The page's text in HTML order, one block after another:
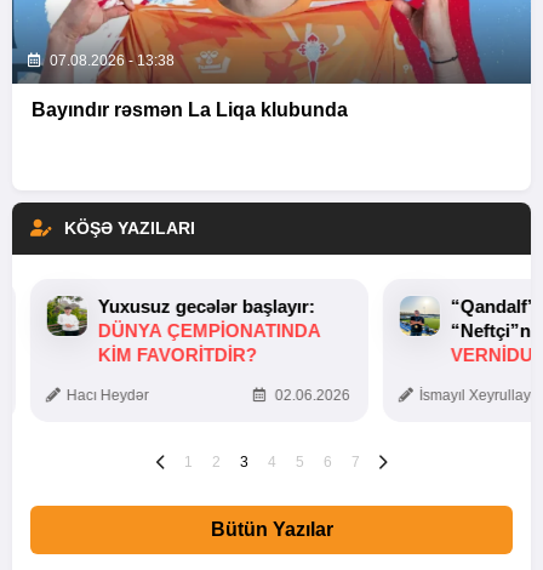
07.08.2026 - 13:38
Bayındır rəsmən La Liqa klubunda
KÖŞƏ YAZILARI
Yuxusuz gecələr başlayır:
DÜNYA ÇEMPIONATINDA
KIM FAVORITDIR?
Hacı Heydər 02.06.2026 İsmayıl
1 2 3 4 5 6 7
Bütün Yazılar